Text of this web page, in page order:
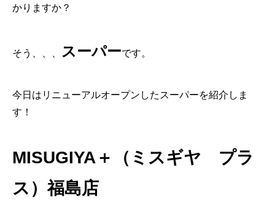
かりますか？
そう、、、 スーパーです。
今日はリニューアルオープンしたスーパーを紹介しま
す！
MISUGIYA＋（ミスギヤ プラ
ス）福島店